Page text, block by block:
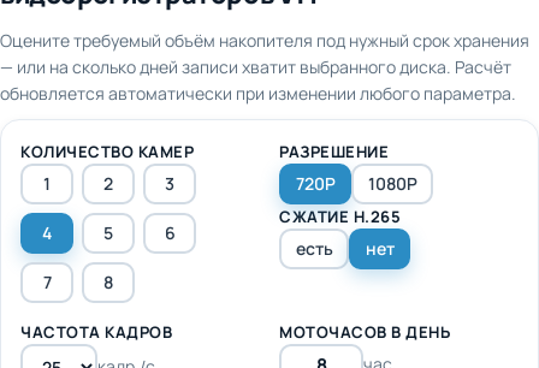
— или на сколько дней записи хватит выбранного диска. Расчёт
обновляется автоматически при изменении любого параметра.
1 2 3
4 5 6
7 8
720P 1080P
СЖАТИЕ H.265
есть нет